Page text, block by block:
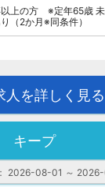
上の方 ※定年65歳 未
（2か月※同条件）
2026-08-01 ～
人を詳しく見る
キープ